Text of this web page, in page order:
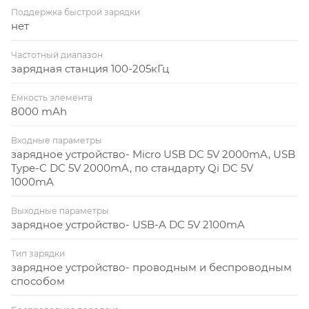
печать (УФ-печать цветные изделия) на данный
только настройка оборудования в размере 2000
рублей на весь тираж.
Поддержка быстрой зарядки
нет
Частотный диапазон
зарядная станция 100-205кГц
Емкость элемента
8000 mAh
Входные параметры
зарядное устройство- Micro USB DC 5V 2000mA, USB
Type-C DC 5V 2000mA, по стандарту Qi DC 5V
1000mA
Выходные параметры
зарядное устройство- USB-A DC 5V 2100mA
Тип зарядки
зарядное устройство- проводным и беспроводным
способом